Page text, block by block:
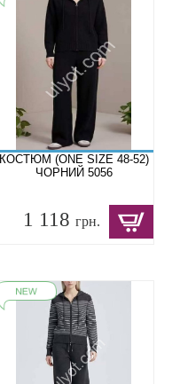
КОСТЮМ (ONE SIZE 48-52)
ЧОРНИЙ 5056
1 118 грн.